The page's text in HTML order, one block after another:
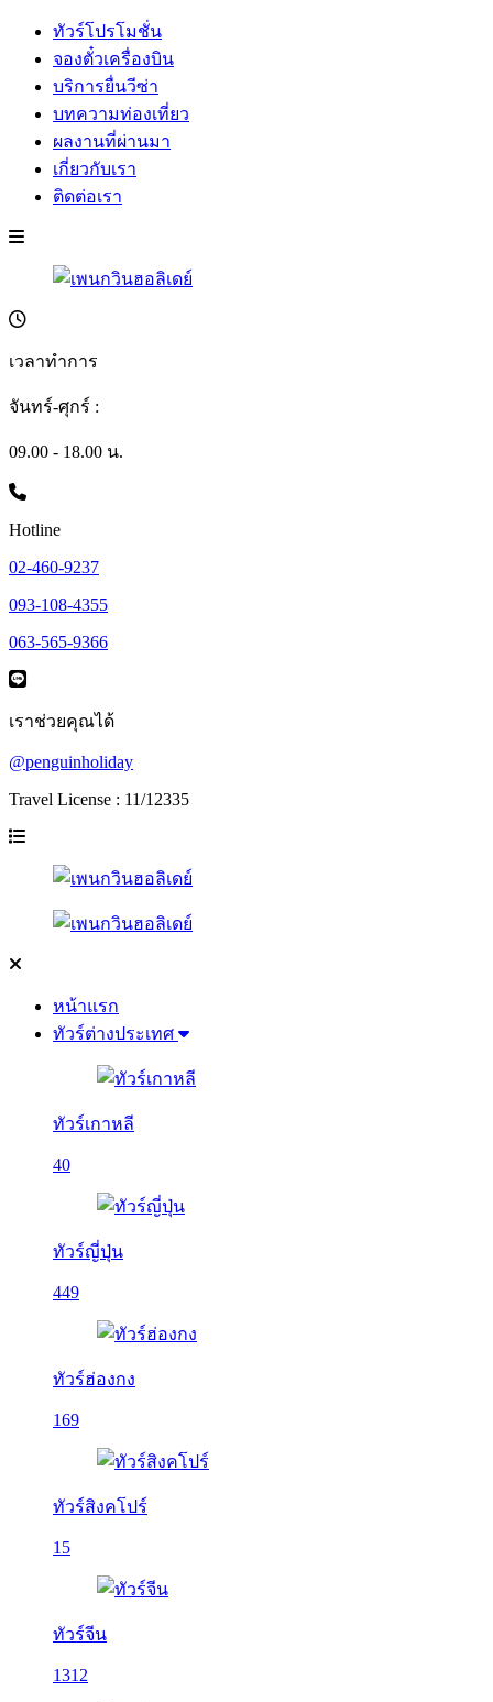
ทัวร์โปรโมชั่น
จองตั๋วเครื่องบิน
บริการยื่นวีซ่า
บทความท่องเที่ยว
ผลงานที่ผ่านมา
เกี่ยวกับเรา
ติดต่อเรา
เวลาทำการ
จันทร์-ศุกร์ :
09.00 - 18.00 น.
Hotline
02-460-9237
093-108-4355
063-565-9366
เราช่วยคุณได้
@penguinholiday
Travel License : 11/12335
หน้าแรก
ทัวร์ต่างประเทศ
ทัวร์เกาหลี
40
ทัวร์ญี่ปุ่น
449
ทัวร์ฮ่องกง
169
ทัวร์สิงคโปร์
15
ทัวร์จีน
1312